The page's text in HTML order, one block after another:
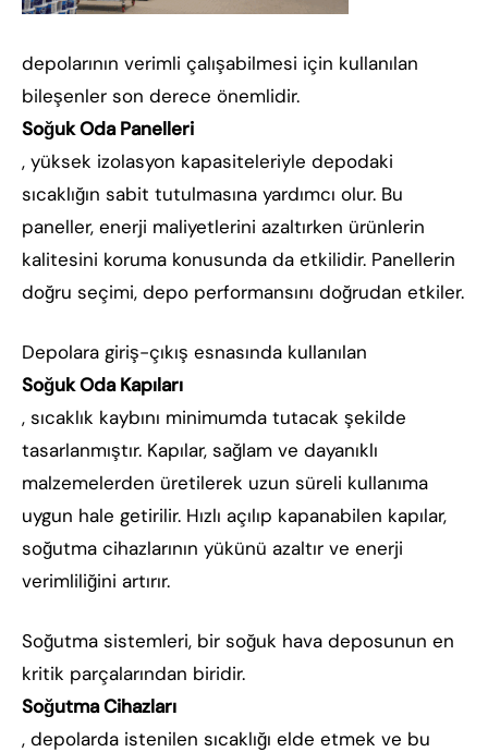
depolarının verimli çalışabilmesi için kullanılan
bileşenler son derece önemlidir.
Soğuk Oda Panelleri
, yüksek izolasyon kapasiteleriyle depodaki
sıcaklığın sabit tutulmasına yardımcı olur. Bu
paneller, enerji maliyetlerini azaltırken ürünlerin
kalitesini koruma konusunda da etkilidir. Panellerin
doğru seçimi, depo performansını doğrudan etkiler.
Depolara giriş-çıkış esnasında kullanılan
Soğuk Oda Kapıları
, sıcaklık kaybını minimumda tutacak şekilde
tasarlanmıştır. Kapılar, sağlam ve dayanıklı
malzemelerden üretilerek uzun süreli kullanıma
uygun hale getirilir. Hızlı açılıp kapanabilen kapılar,
soğutma cihazlarının yükünü azaltır ve enerji
verimliliğini artırır.
Soğutma sistemleri, bir soğuk hava deposunun en
kritik parçalarından biridir.
Soğutma Cihazları
, depolarda istenilen sıcaklığı elde etmek ve bu